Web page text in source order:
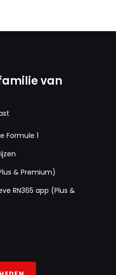
van
Formule 1
& Premium)
RN365 app (Plus &